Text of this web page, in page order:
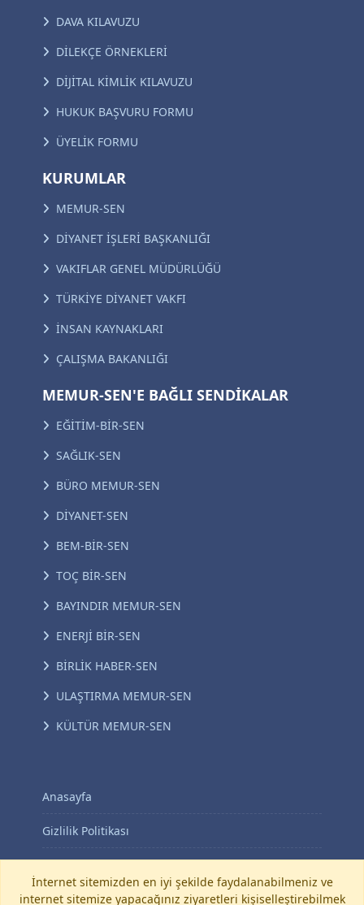
DAVA KILAVUZU
DİLEKÇE ÖRNEKLERİ
DİJİTAL KİMLİK KILAVUZU
HUKUK BAŞVURU FORMU
ÜYELİK FORMU
KURUMLAR
MEMUR-SEN
DİYANET İŞLERİ BAŞKANLIĞI
VAKIFLAR GENEL MÜDÜRLÜĞÜ
TÜRKİYE DİYANET VAKFI
İNSAN KAYNAKLARI
ÇALIŞMA BAKANLIĞI
MEMUR-SEN'E BAĞLI SENDİKALAR
EĞİTİM-BİR-SEN
SAĞLIK-SEN
BÜRO MEMUR-SEN
DİYANET-SEN
BEM-BİR-SEN
TOÇ BİR-SEN
BAYINDIR MEMUR-SEN
ENERJİ BİR-SEN
BİRLİK HABER-SEN
ULAŞTIRMA MEMUR-SEN
KÜLTÜR MEMUR-SEN
Anasayfa
Gizlilik Politikası
KVKK Aydınlatma Metni
İletişim
İnternet sitemizden en iyi şekilde faydalanabilmeniz ve
internet sitemize yapacağınız ziyaretleri kişiselleştirebilmek